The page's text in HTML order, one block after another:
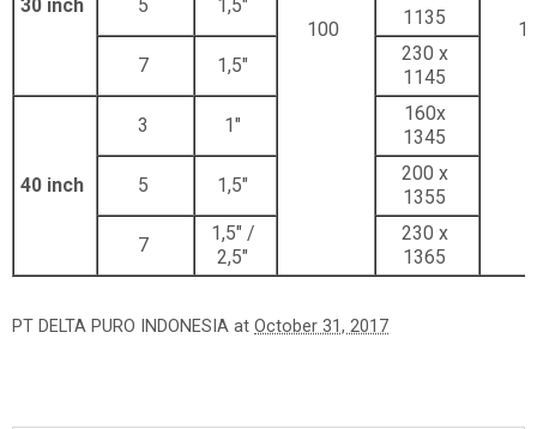
100
30 inch 5 1,5"
1135
7 1,5"
230 x
1145
40 inch
3 1"
160x
1345
5 1,5"
200 x
1355
7
1,5" /
2,5"
230 x
1365
PT DELTA PURO INDONESIA at October 31, 2017